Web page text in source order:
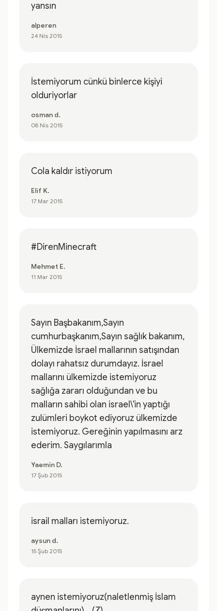
yansın
alperen
24 Nis 2015
İstemiyorum cünkü binlerce kişiyi
olduriyorlar
osman d.
08 Nis 2015
Cola kaldır istiyorum
Elif K.
17 Mar 2015
#DirenMinecraft
Mehmet E.
11 Mar 2015
Sayın Başbakanım,Sayın
cumhurbaşkanım,Sayın sağlık bakanım,
Ülkemizde İsrael mallarının satışından
dolayı rahatsız durumdayız. İsrael
mallarını ülkemizde istemiyoruz
sağlığa zararı olduğundan ve bu
malların sahibi olan israel\'in yaptığı
zulümleri boykot ediyoruz ülkemizde
istemiyoruz. Gereğinin yapılmasını arz
ederim. Saygılarımla
Yaemin D.
17 Şub 2015
israil malları istemiyoruz.
aysun d.
15 Şub 2015
aynen istemiyoruz(naletlenmiş İslam